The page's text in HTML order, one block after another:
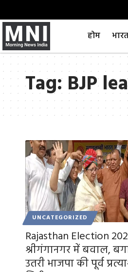
होम
Tag: BJP
UNCATEGORIZED
Rajasthan Election
श्रीगंगानगर में बवाल,
उतरी भाजपा की पूर्व